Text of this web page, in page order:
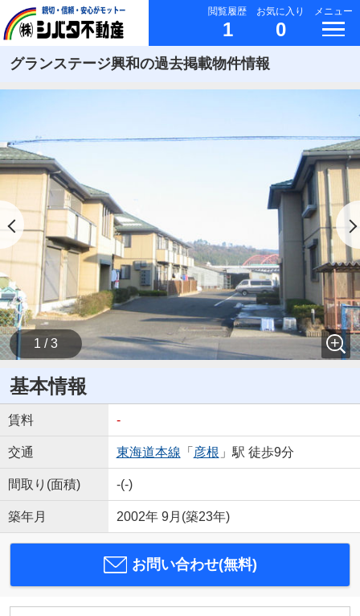
閲覧履歴
1
お気に入り
0
メニュー
グランステージ興和の過去掲載物件情報
1 / 3
基本情報
賃料 -
交通 東海道本線 「 彦根 」駅 徒歩9分
間取り(面積) -(-)
築年月 2002年 9月(築23年)
お問い合わせ(無料)